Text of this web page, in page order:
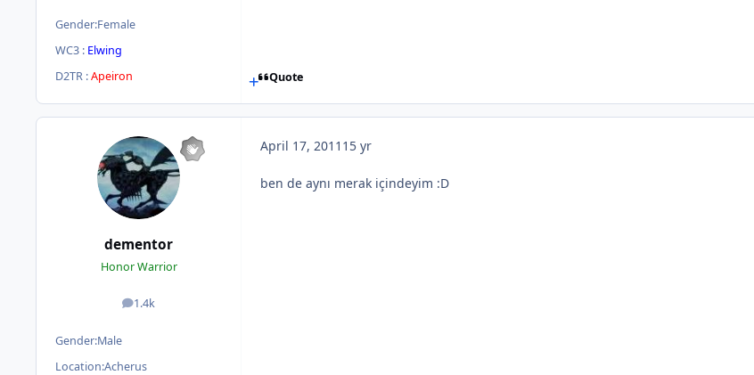
Gender:Female
WC3 : Elwing
D2TR :Apeiron Quote
dementor
Honor Warrior
1.4k
posts
Gender:Male
Location:Acherus
April 17, 2011 15 yr
ben de aynı merak içindeyim :D